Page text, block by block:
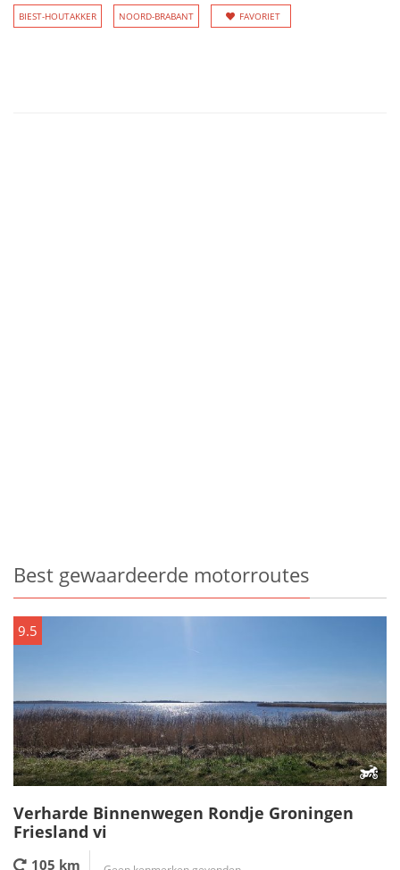
BIEST-HOUTAKKER NOORD-BRABANT FAVORIET
Best gewaardeerde motorroutes
9.5
Verharde Binnenwegen Rondje Groningen
Friesland vi
105 km